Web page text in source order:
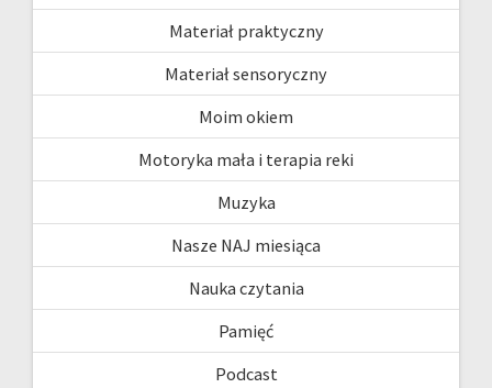
Materiał praktyczny
Materiał sensoryczny
Moim okiem
Motoryka mała i terapia reki
Muzyka
Nasze NAJ miesiąca
Nauka czytania
Pamięć
Podcast